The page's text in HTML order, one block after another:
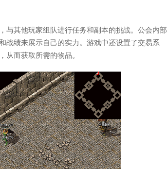
与其他玩家组队进行任务和副本的挑战。公会内部
战绩来展示自己的实力。游戏中还设置了交易系
从而获取所需的物品。